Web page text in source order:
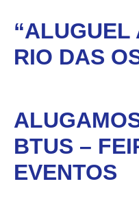
“ALUGUEL
RIO DAS
BTUS –
EVENTOS